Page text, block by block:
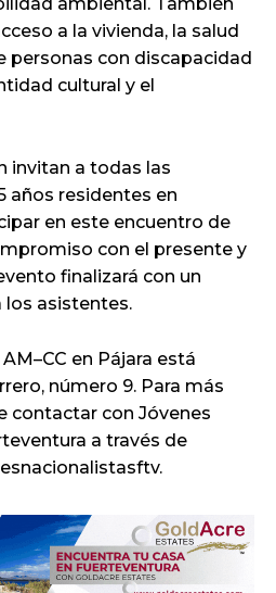
ambiental. También
a la vivienda, la salud
personas con discapacidad
cultural y el
invitan a todas las
años residentes en
en este encuentro de
con el presente y
finalizará con un
los asistentes.
en Pájara está
número 9. Para más
contactar con Jóvenes
a través de